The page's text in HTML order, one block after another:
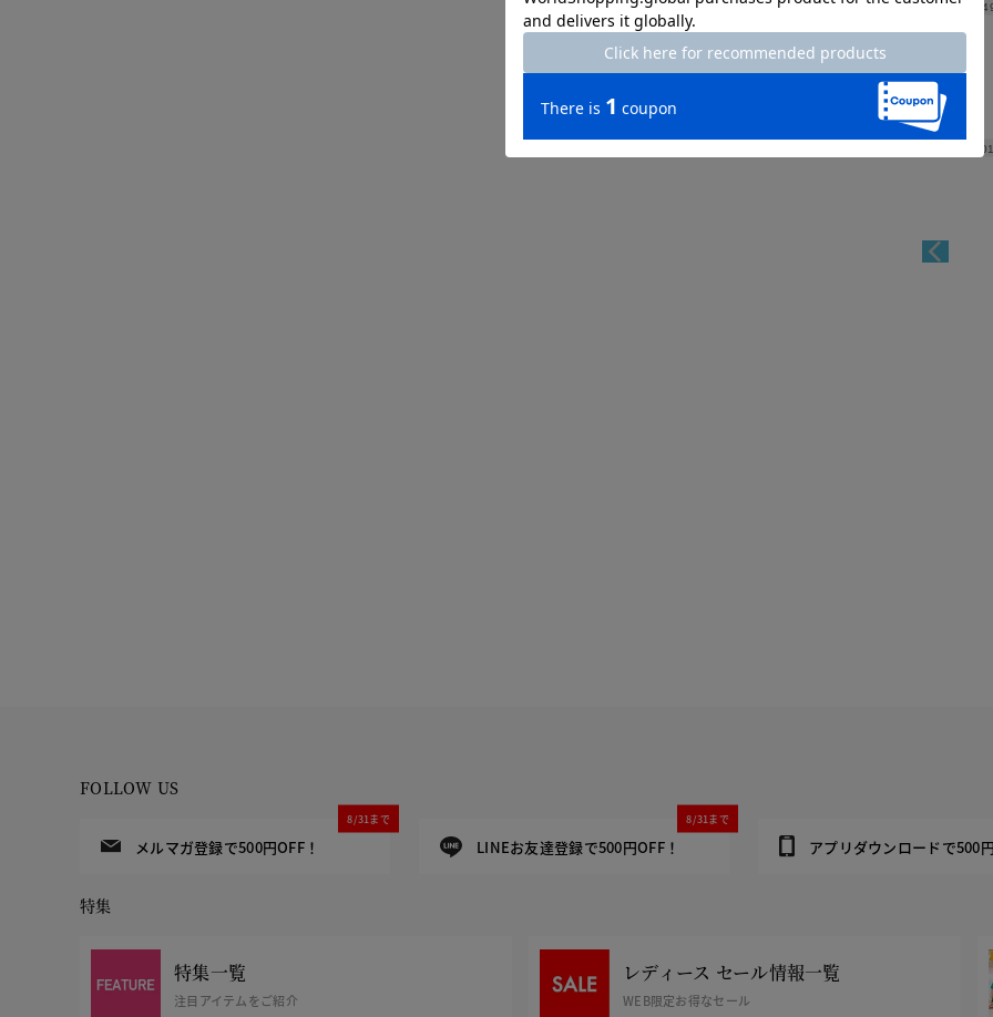
Width
FOLLOW US
メルマガ登録で500円OFF！
8/31まで
LINEお友達登録で500円OFF！
8/31まで
アプリダウンロードで500
特集
特集一覧
注目アイテムをご紹介
レディース セール情報一覧
WEB限定お得なセール